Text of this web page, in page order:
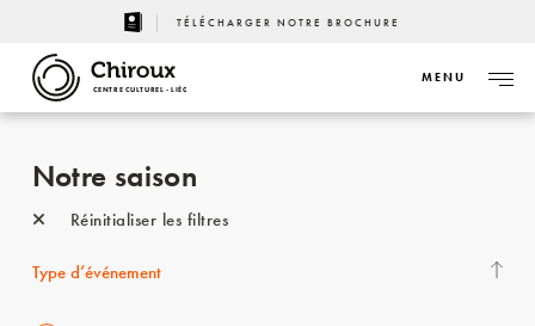
TÉLÉCHARGER NOTRE BROCHURE
CENTRE CULTUREL - LIÈGE
MENU
Notre saison
Réinitialiser les filtres
Type d’événement